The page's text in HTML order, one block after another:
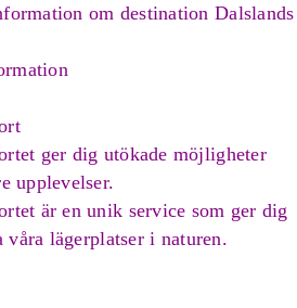
om destination Dalslands
ger dig utökade möjligheter
upplevelser.
är en unik service som ger dig
lägerplatser i naturen.